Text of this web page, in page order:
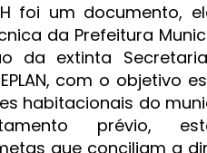
foi um documento,
da Prefeitura
da extinta
com o objetivo
habitacionais do
prévio,
que conciliam a